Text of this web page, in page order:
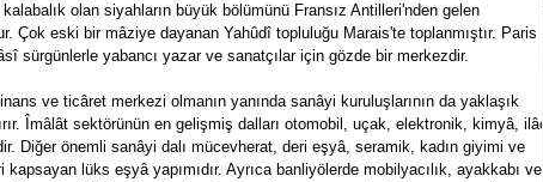
kalabalık olan siyahların büyük bölümünü Fransız Antilleri'nden gelen
Çok eski bir mâziye dayanan Yahûdî topluluğu Marais'te toplanmıştır. Paris
sürgünlerle yabancı yazar ve sanatçılar için gözde bir merkezdir.
ve ticâret merkezi olmanın yanında sanâyi kuruluşlarının da yaklaşık
Îmâlât sektörünün en gelişmiş dalları otomobil, uçak, elektronik, kimyâ, ilâç
Diğer önemli sanâyi dalı mücevherat, deri eşyâ, seramik, kadın giyimi ve
kapsayan lüks eşyâ yapımıdır. Ayrıca banliyölerde mobilyacılık, ayakkabı ve